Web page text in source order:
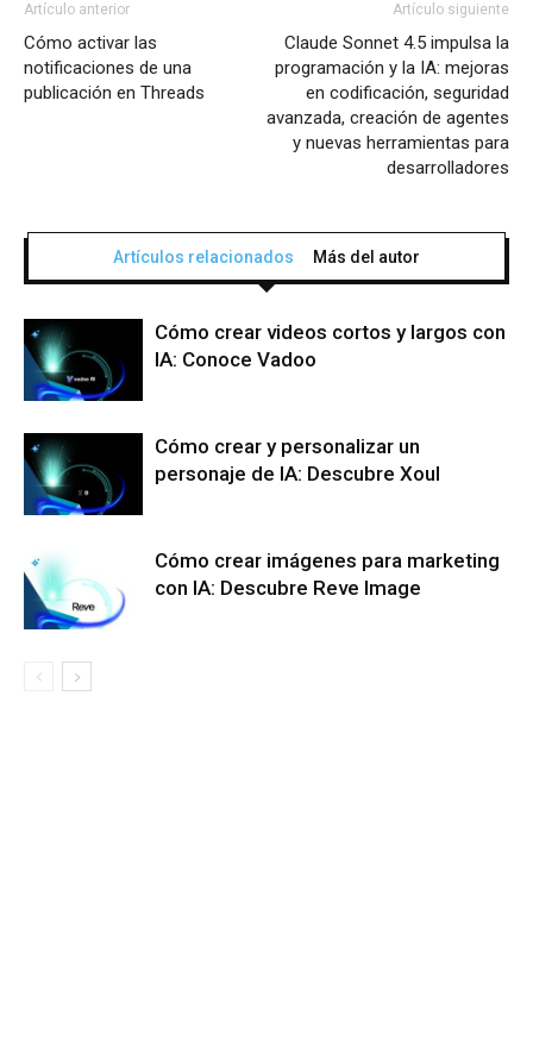
Artículo anterior
Cómo activar las
notificaciones de una
publicación en Threads
Artículo siguiente
Claude Sonnet 4.5 impulsa la
programación y la IA: mejoras
en codificación, seguridad
avanzada, creación de agentes
y nuevas herramientas para
desarrolladores
Artículos relacionados Más del autor
Cómo crear videos cortos y largos con
IA: Conoce Vadoo
Cómo crear y personalizar un
personaje de IA: Descubre Xoul
Cómo crear imágenes para marketing
con IA: Descubre Reve Image